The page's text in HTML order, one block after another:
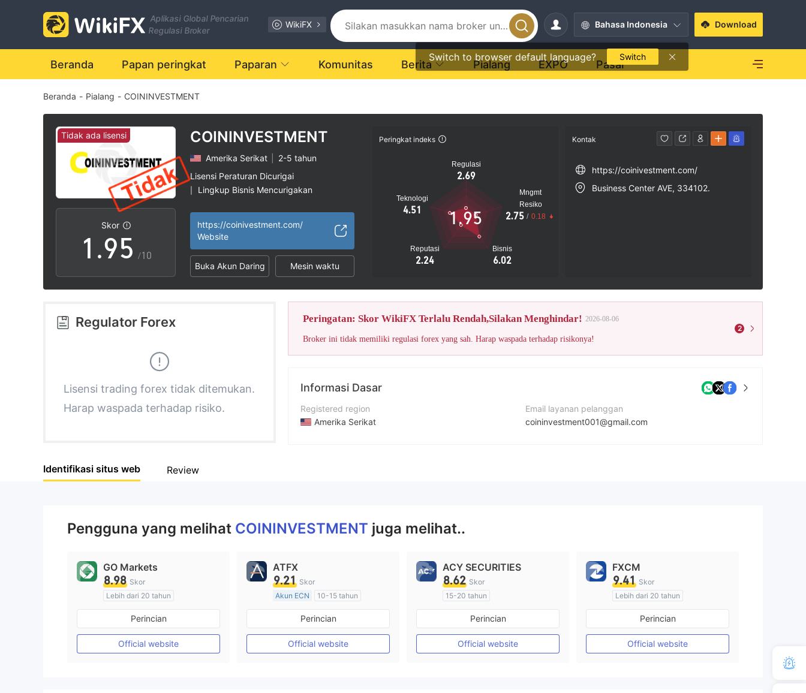
Aplikasi Global Pencarian
Regulasi Broker
WikiFX Bahasa Indonesia
Switch to browser default language? Switch
Download
Beranda Papan peringkat Paparan Komunitas Berita Pialang EXPO Pasar
Beranda - Pialang - COININVESTMENT
Tidak ada lisensi
Skor
0
1
2
3
5
6
7
8
9
.
3
4
5
6
7
8
9
0
1
2
3
4
5
6
7
9
/10
COININVESTMENT
Amerika Serikat
2-5 tahun
Lisensi Peraturan Dicurigai
Lingkup Bisnis Mencurigakan
https://coinivestment.com/
Website
Buka Akun Daring Mesin waktu
Peringkat indeks
Regulasi
2.69
Teknologi
4.51
Reputasi
2.24
Bisnis
6.02
Mngmt
Resiko
2.75 / 0.18
1.95
Kontak
https://coinivestment.com/
Business Center AVE, 334102.
Regulator Forex
Lisensi trading forex tidak ditemukan.
Harap waspada terhadap risiko.
Peringatan: Skor WikiFX Terlalu Rendah,Silakan Menghindar! 2026-08-06
Broker ini tidak memiliki regulasi forex yang sah. Harap waspada terhadap risikonya!
2
Informasi Dasar
Registered region
Amerika Serikat
Email layanan pelanggan
coininvestment001@gmail.com
Identifikasi situs web Review
Pengguna yang melihat COININVESTMENT juga melihat..
GO Markets
8.98 Skor
Lebih dari 20 tahun
Diatur di Australia
Market Maker (MM)
Perincian
Official website
ATFX
9.21 Skor
Akun ECN
10-15 tahun
Diatur di Australia
Market Maker (MM)
Lisensi Penuh MT4
Perincian
Official website
ACY SECURITIES
8.62 Skor
15-20 tahun
Diatur di Australia
Market Maker (MM)
Lisensi Penuh MT4
Perincian
Official website
FXCM
9.41 Skor
Lebih dari 20 tahun
Diatur di Australia
Market Maker (MM)
Lisensi Penuh MT4
Perincian
Official website